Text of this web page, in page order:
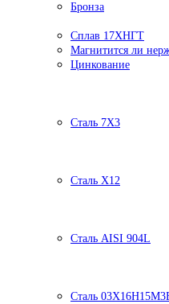
Бронза
Сплав 17ХНГТ
Магнитится ли
Цинкование
Сталь 7Х3
Сталь Х12
Сталь AISI 904L
Сталь